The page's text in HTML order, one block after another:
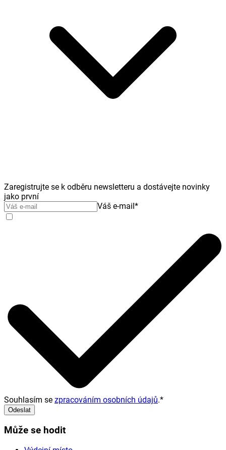
Zaregistrujte se k odběru newsletteru a dostávejte novinky
jako první
Váš e-mail*
Souhlasím se zpracováním osobních údajů.*
Odeslat
Může se hodit